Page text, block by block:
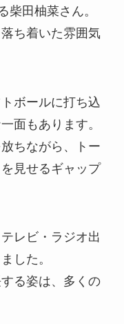
柴田柚菜さん。
ち着いた雰囲気
ボールに打ち込
面もあります。
ちながら、トー
見せるギャップ
レビ・ラジオ出
した。
る姿は、多くの